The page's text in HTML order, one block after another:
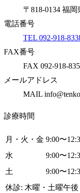
〒818-0134 福
電話番号
TEL 092-918-
FAX番号
FAX 092-918-
メールアドレス
MAIL
診療時間
月・火・金 9:00〜
水
9:00〜
土
9:00〜
休診: 木曜・土曜午後